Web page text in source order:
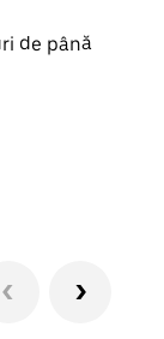
de până